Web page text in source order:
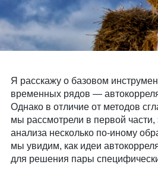
Я расскажу о базовом
временных рядов —
Однако в отличие от методов
мы рассмотрели в первой части,
анализа несколько по-иному
мы увидим, как идеи
для решения пары